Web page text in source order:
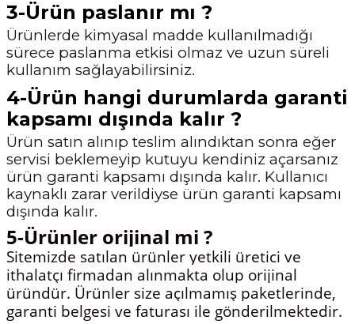
3-Ürün paslanır mı ?
Ürünlerde kimyasal madde kullanılmadığı
sürece paslanma etkisi olmaz ve uzun süreli
kullanım sağlayabilirsiniz.
4-Ürün hangi durumlarda garanti
kapsamı dışında kalır ?
Ürün satın alınıp teslim alındıktan sonra eğer
servisi beklemeyip kutuyu kendiniz açarsanız
ürün garanti kapsamı dışında kalır. Kullanıcı
kaynaklı zarar verildiyse ürün garanti kapsamı
dışında kalır.
5-Ürünler orijinal mi ?
Sitemizde satılan ürünler yetkili üretici ve
ithalatçı firmadan alınmakta olup orijinal
üründür. Ürünler size açılmamış paketlerinde,
garanti belgesi ve faturası ile gönderilmektedir.